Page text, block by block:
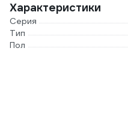
Характеристики
Серия
Тип
Пол